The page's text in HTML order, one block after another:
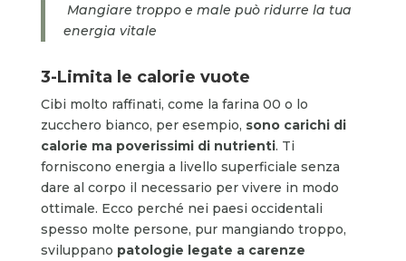
Mangiare troppo e male può ridurre la tua
energia vitale
3-Limita le calorie vuote
Cibi molto raffinati, come la farina 00 o lo
zucchero bianco, per esempio, sono carichi di
calorie ma poverissimi di nutrienti. Ti
forniscono energia a livello superficiale senza
dare al corpo il necessario per vivere in modo
ottimale. Ecco perché nei paesi occidentali
spesso molte persone, pur mangiando troppo,
sviluppano patologie legate a carenze